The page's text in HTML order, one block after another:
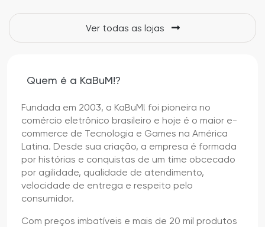
Ver todas as lojas
Quem é a KaBuM!?
Fundada em 2003, a KaBuM! foi pioneira no
comércio eletrônico brasileiro e hoje é o maior e-
commerce de Tecnologia e Games na América
Latina. Desde sua criação, a empresa é formada
por histórias e conquistas de um time obcecado
por agilidade, qualidade de atendimento,
velocidade de entrega e respeito pelo
consumidor.
Com preços imbatíveis e mais de 20 mil produtos